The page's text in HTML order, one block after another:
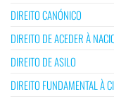
DIREITO CANÓNICO
DIREITO DE ACEDER À
DIREITO DE ASILO
DIREITO FUNDAMENTAL À